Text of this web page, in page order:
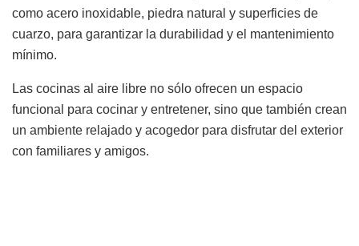
como acero inoxidable, piedra natural y superficies de
cuarzo, para garantizar la durabilidad y el mantenimiento
mínimo.
Las cocinas al aire libre no sólo ofrecen un espacio
funcional para cocinar y entretener, sino que también crean
un ambiente relajado y acogedor para disfrutar del exterior
con familiares y amigos.